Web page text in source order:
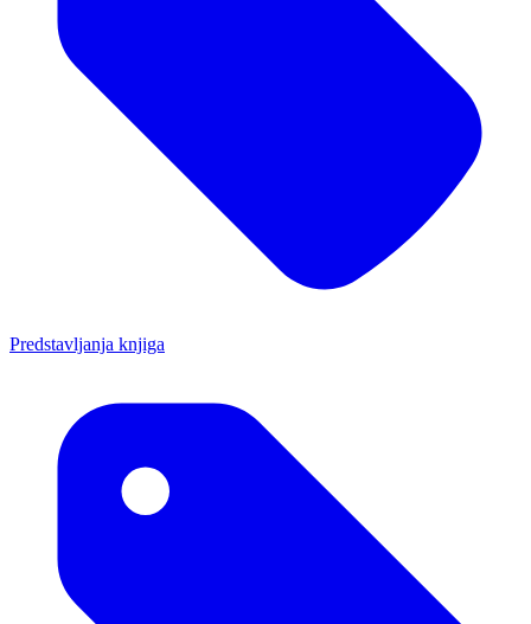
Predstavljanja knjiga